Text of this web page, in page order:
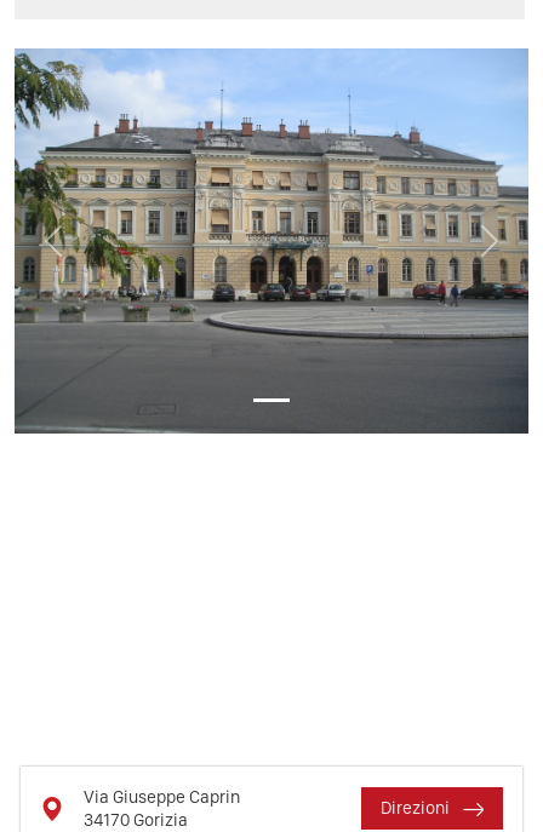
Previous Next
Via Giuseppe Caprin
34170Gorizia
Direzioni